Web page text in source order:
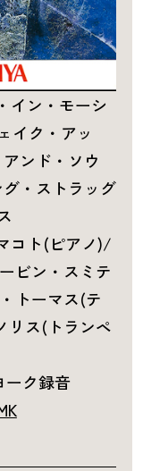
イン・モーシ
ク・アッ
ンド・ソウ
・ストラッグ
コト(ピアノ)/
ビン・スミテ
トーマス(テ
リス(トランペ
ーク録音